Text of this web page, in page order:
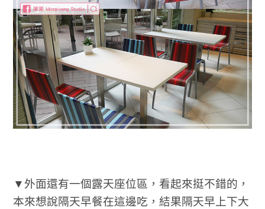
▼外面還有一個露天座位區，看起來挺不錯的，
本來想說隔天早餐在這邊吃，結果隔天早上下大